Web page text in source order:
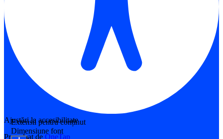
Ajustări la accesibilitate
Propulsat de OneTap
Extensii pentru conținut
Dimensiune font